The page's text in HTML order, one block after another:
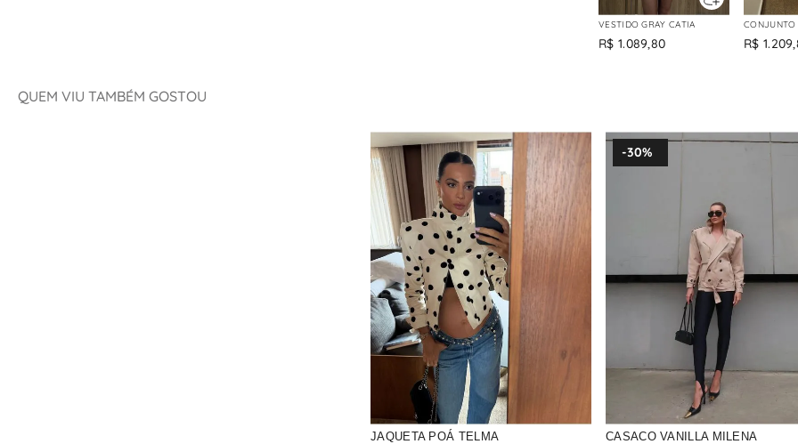
VESTIDO GRAY CATIA
R$ 1.089,80
CONJUNTO
R$ 1.209,
QUEM VIU TAMBÉM GOSTOU
JAQUETA POÁ TELMA
-30%
CASACO VANILLA MILENA